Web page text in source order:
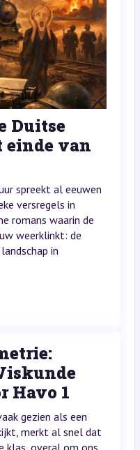
Duitse
van
spreekt al eeuwen
versregels in
romans waarin de
weerklinkt: de
in
Havo 1
gezien als een
merkt al snel dat
klas, overal om ons